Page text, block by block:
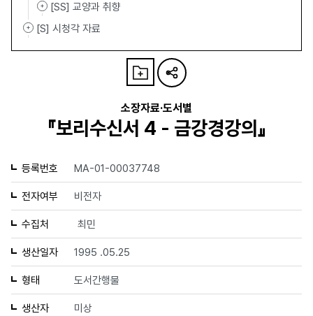
[SS] 교양과 취향
[S] 시청각 자료
소장자료·도서별
『보리수신서 4 - 금강경강의』
등록번호 MA-01-00037748
전자여부 비전자
수집처 최민
생산일자 1995 .05.25
형태 도서간행물
생산자 미상